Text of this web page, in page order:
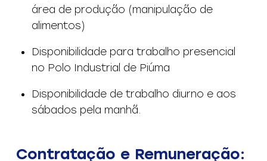
área de produção (manipulação de
alimentos)
Disponibilidade para trabalho presencial
no Polo Industrial de Piúma
Disponibilidade de trabalho diurno e aos
sábados pela manhã.
Contratação e Remuneração: